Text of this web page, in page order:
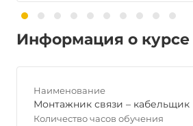
Информация о курсе
Наименование
Монтажник связи – кабельщик
Количество часов обучения